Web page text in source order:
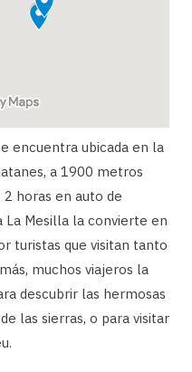
encuentra ubicada en la
a 1900 metros
horas en auto de
La Mesilla la convierte en
turistas que visitan tanto
muchos viajeros la
descubrir las hermosas
las sierras, o para visitar